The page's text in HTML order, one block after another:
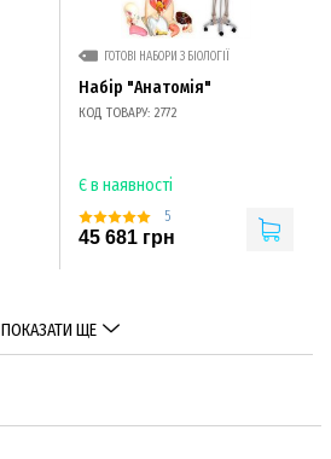
ГОТОВІ НАБОРИ З БІОЛОГІЇ
Набір "Анатомія"
КОД ТОВАРУ: 2772
Є в наявності
5
45 681 грн
ПОКАЗАТИ ЩЕ